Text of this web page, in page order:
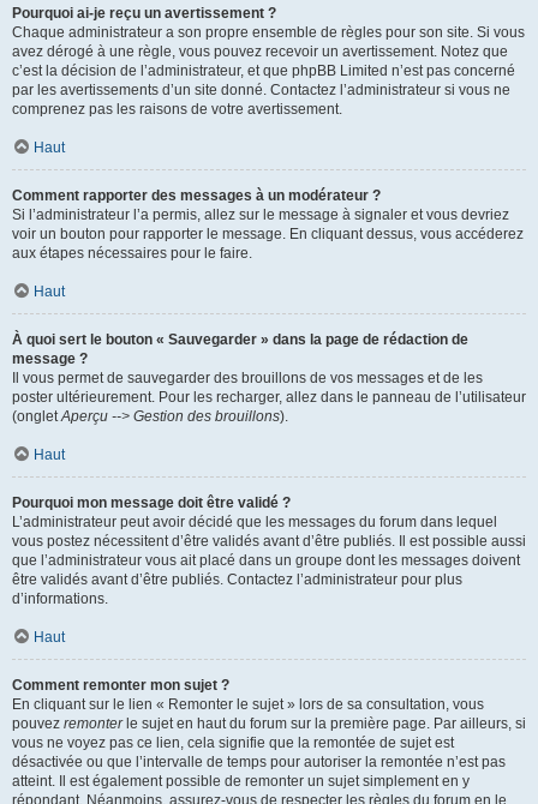
Pourquoi ai-je reçu un avertissement ?
Chaque administrateur a son propre ensemble de règles pour son site. Si vous
avez dérogé à une règle, vous pouvez recevoir un avertissement. Notez que
c’est la décision de l’administrateur, et que phpBB Limited n’est pas concerné
par les avertissements d’un site donné. Contactez l’administrateur si vous ne
comprenez pas les raisons de votre avertissement.
Haut
Comment rapporter des messages à un modérateur ?
Si l’administrateur l’a permis, allez sur le message à signaler et vous devriez
voir un bouton pour rapporter le message. En cliquant dessus, vous accéderez
aux étapes nécessaires pour le faire.
Haut
À quoi sert le bouton « Sauvegarder » dans la page de rédaction de
message ?
Il vous permet de sauvegarder des brouillons de vos messages et de les
poster ultérieurement. Pour les recharger, allez dans le panneau de l’utilisateur
(ongletAperçu --> Gestion des brouillons).
Haut
Pourquoi mon message doit être validé ?
L’administrateur peut avoir décidé que les messages du forum dans lequel
vous postez nécessitent d’être validés avant d’être publiés. Il est possible aussi
que l’administrateur vous ait placé dans un groupe dont les messages doivent
être validés avant d’être publiés. Contactez l’administrateur pour plus
d’informations.
Haut
Comment remonter mon sujet ?
En cliquant sur le lien « Remonter le sujet » lors de sa consultation, vous
pouvez remonterle sujet en haut du forum sur la première page. Par ailleurs, si
vous ne voyez pas ce lien, cela signifie que la remontée de sujet est
désactivée ou que l’intervalle de temps pour autoriser la remontée n’est pas
atteint. Il est également possible de remonter un sujet simplement en y
répondant. Néanmoins, assurez-vous de respecter les règles du forum en le